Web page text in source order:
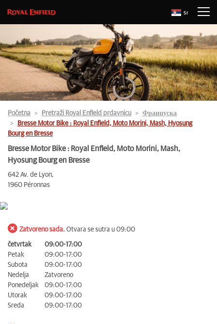
Sr
Početna Pretraži Royal Enfield prdavnicu
Француска
Bresse Motor Bike : Royal Enfield, Moto Morini, Mash, Hyosung
Bourg en Bresse
Bresse Motor Bike : Royal Enfield, Moto Morini, Mash,
Hyosung Bourg en Bresse
642 Av. de Lyon,
1960 Péronnas
Zatvoreno sada. Otvara se sutra u 09:00
četvrtak
09:00-17:00
Petak
09:00-17:00
Subota
09:00-17:00
Nedelja
Zatvoreno
Ponedeljak
09:00-17:00
Utorak
09:00-17:00
Sreda
09:00-17:00